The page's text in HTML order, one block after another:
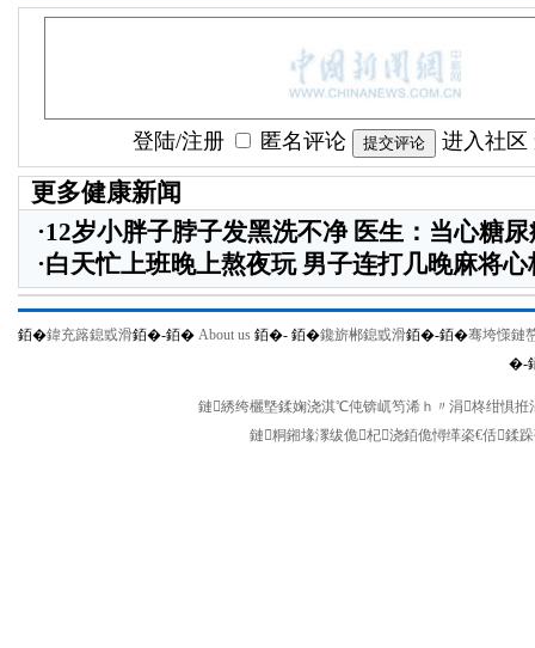
登陆/注册 匿名评论 进入社区
更多健康新闻
·12岁小胖子脖子发黑洗不净 医生：当心糖尿
·白天忙上班晚上熬夜玩 男子连打几晚麻将心
銆�鍏充簬鎴戜滑銆�-銆� About us 銆�- 銆�鑱旂郴鎴戜滑銆�-銆�骞垮憡鏈
�-
鏈綉绔欐墍鍒婅浇淇℃伅锛屼笉浠ｈ〃涓柊绀惧
鏈粡鎺堟潈绂佹杞浇銆佹憳缂栥€佸鍒